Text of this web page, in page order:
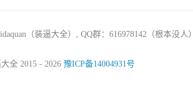
（装逼大全）, QQ群：616978142（根本没人）
全 2015 - 2026 豫ICP备14004931号